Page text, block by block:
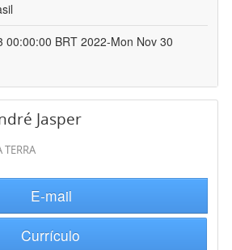
00:00:00 BRT 2022-Mon Nov 30
Jasper
TERRA
E-mail
Currículo